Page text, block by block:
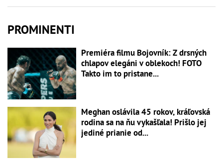
PROMINENTI
Premiéra filmu Bojovník: Z drsných
chlapov elegáni v oblekoch! FOTO
Takto im to pristane...
Meghan oslávila 45 rokov, kráľovská
rodina sa na ňu vykašľala! Prišlo jej
jediné prianie od...